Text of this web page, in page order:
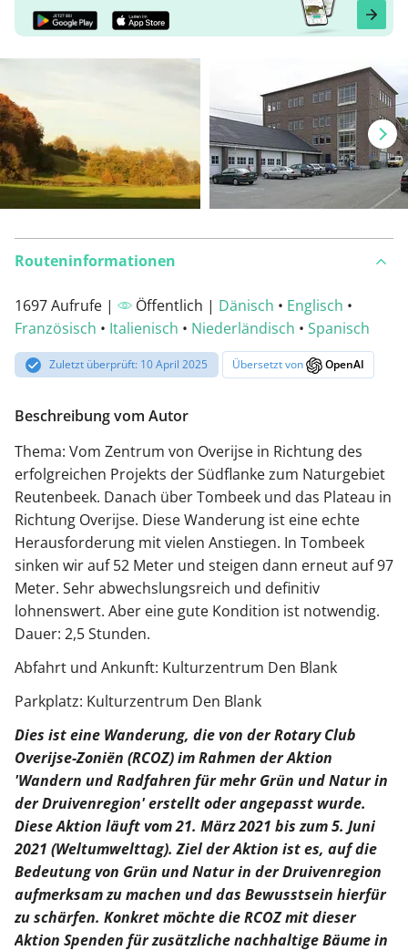
Routeninformationen
1697 Aufrufe | Öffentlich | Dänisch • Englisch •
Französisch • Italienisch • Niederländisch • Spanisch
Zuletzt überprüft: 10 April 2025 Übersetzt von OpenAI
Beschreibung vom Autor
Thema: Vom Zentrum von Overijse in Richtung des
erfolgreichen Projekts der Südflanke zum Naturgebiet
Reutenbeek. Danach über Tombeek und das Plateau in
Richtung Overijse. Diese Wanderung ist eine echte
Herausforderung mit vielen Anstiegen. In Tombeek
sinken wir auf 52 Meter und steigen dann erneut auf 97
Meter. Sehr abwechslungsreich und definitiv
lohnenswert. Aber eine gute Kondition ist notwendig.
Dauer: 2,5 Stunden.
Abfahrt und Ankunft: Kulturzentrum Den Blank
Parkplatz: Kulturzentrum Den Blank
Dies ist eine Wanderung, die von der Rotary Club
Overijse-Zoniën (RCOZ) im Rahmen der Aktion
'Wandern und Radfahren für mehr Grün und Natur in
der Druivenregion' erstellt oder angepasst wurde.
Diese Aktion läuft vom 21. März 2021 bis zum 5. Juni
2021 (Weltumwelttag). Ziel der Aktion ist es, auf die
Bedeutung von Grün und Natur in der Druivenregion
aufmerksam zu machen und das Bewusstsein hierfür
zu schärfen. Konkret möchte die RCOZ mit dieser
Aktion Spenden für zusätzliche nachhaltige Bäume in